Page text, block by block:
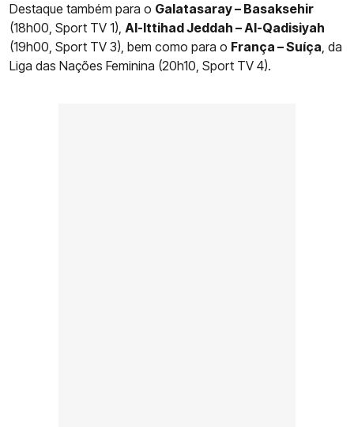
Destaque também para o Galatasaray – Basaksehir
(18h00, Sport TV 1), Al-Ittihad Jeddah – Al-Qadisiyah
(19h00, Sport TV 3), bem como para o França – Suíça, da
Liga das Nações Feminina (20h10, Sport TV 4).